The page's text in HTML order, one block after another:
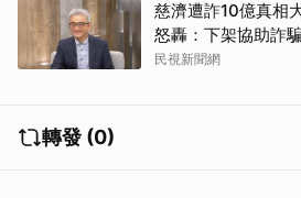
慈濟遭詐10億真相
怒轟：下架協助詐
民視新聞網
轉發 (0)